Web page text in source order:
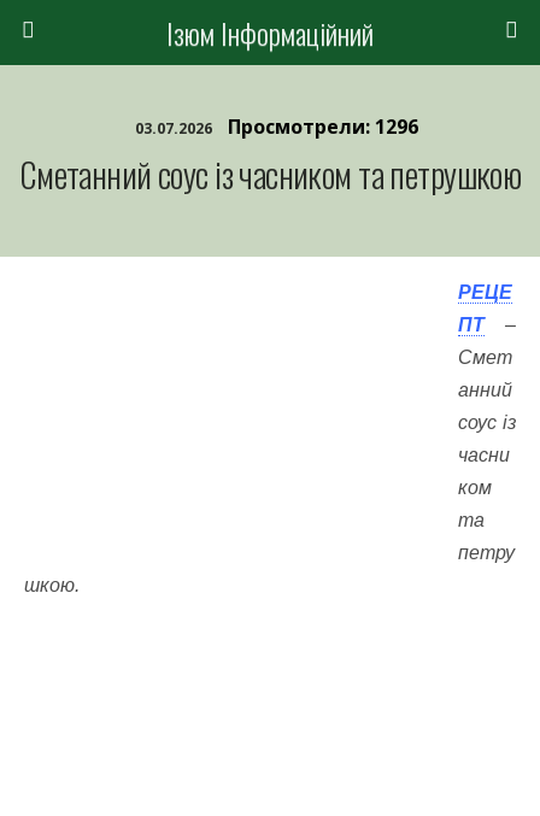
Ізюм Інформаційний
03.07.2026 Просмотрели: 1296
Сметанний соус із часником та петрушкою
РЕЦЕ
ПТ–
Смет
анний
соус із
часни
ком
та
петру
шкою.